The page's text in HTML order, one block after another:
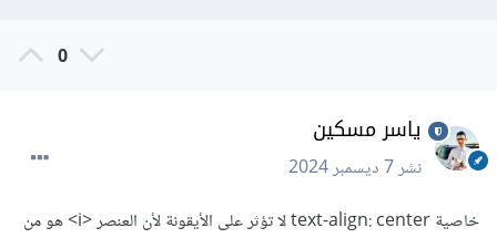
0
ياسر مسكين
نشر7 ديسمبر 2024
خاصية text-align: center لا تؤثر على الأيقونة لأن العنصر <i> هو من